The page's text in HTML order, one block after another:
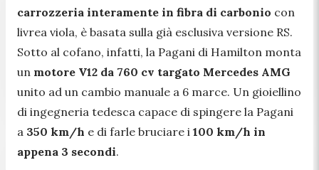
carrozzeria interamente in fibra di carbonio con
livrea viola, è basata sulla già esclusiva versione RS.
Sotto al cofano, infatti, la Pagani di Hamilton monta
un motore V12 da 760 cv targato Mercedes AMG
unito ad un cambio manuale a 6 marce. Un gioiellino
di ingegneria tedesca capace di spingere la Pagani
a 350 km/h e di farle bruciare i 100 km/h in
appena 3 secondi.